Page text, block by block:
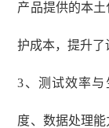
产品提供的本
护成本，提升了
3、测试效率
度、数据处理